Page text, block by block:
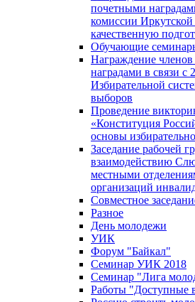
почетными
комиссии Иркутской
качественную
Обучающие
Награждение
наградами в связи с
Избирательной
выборов
Проведение
«Конституция
основы
Заседание рабочей
взаимодействию
местными
организаций
Совместное
Разное
День молодежи
УИК
Форум "Байкал"
Семинар УИК 2018
Семинар "Лига
Работы "Доступные